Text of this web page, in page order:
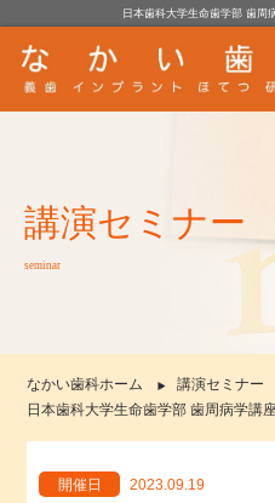
日本歯科大学生命歯学部 歯周
講演セミナー
seminar
なかい歯科ホーム
講演セミナー
日本歯科大学生命歯学部 歯周病学講
開催日 2023.09.19